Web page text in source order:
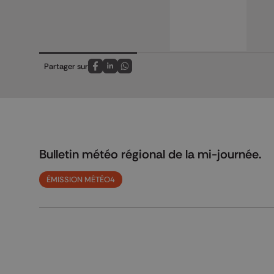
Partager sur
Partagez sur FaceBook
Partagez sur LinkedIn
Partagez sur Whatsapp
Bulletin météo régional de la mi-journée.
ÉMISSION MÉTÉO4